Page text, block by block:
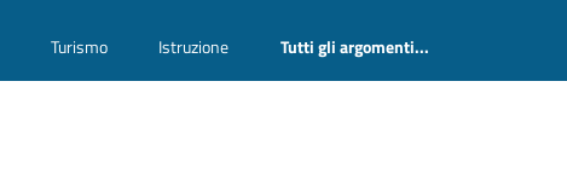
Turismo Istruzione Tutti gli argomenti...